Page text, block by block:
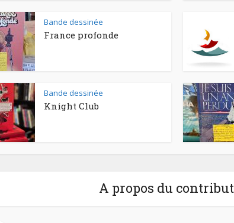
Bande dessinée
France profonde
Bande dessinée
Knight Club
A propos du